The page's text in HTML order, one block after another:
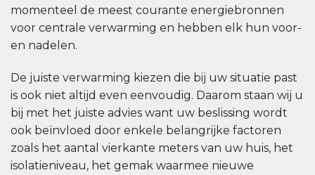
momenteel de meest courante energiebronnen
voor centrale verwarming en hebben elk hun voor-
en nadelen.
De juiste verwarming kiezen die bij uw situatie past
is ook niet altijd even eenvoudig. Daarom staan wij u
bij met het juiste advies want uw beslissing wordt
ook beïnvloed door enkele belangrijke factoren
zoals het aantal vierkante meters van uw huis, het
isolatieniveau, het gemak waarmee nieuwe